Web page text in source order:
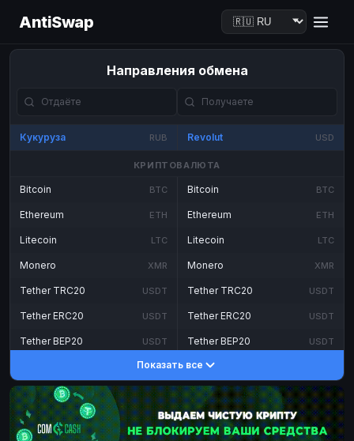
AntiSwap
Направления обмена
Кукуруза RUB Revolut USD
КРИПТОВАЛЮТА
Bitcoin BTC
Ethereum ETH
Litecoin LTC
Monero XMR
Tether TRC20 USDT
Tether ERC20 USDT
Tether BEP20 USDT
DASH
Toncoin TON
Dogecoin DOGE
Bitcoin BTC
Ethereum ETH
Litecoin LTC
Monero XMR
Tether TRC20 USDT
Tether ERC20 USDT
Tether BEP20 USDT
DASH
Toncoin TON
Dogecoin DOGE
Показать все